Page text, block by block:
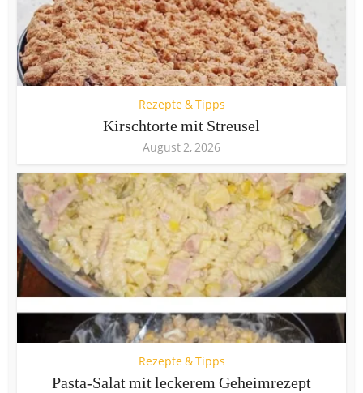
Rezepte & Tipps
Kirschtorte mit Streusel
August 2, 2026
Rezepte & Tipps
Pasta-Salat mit leckerem Geheimrezept